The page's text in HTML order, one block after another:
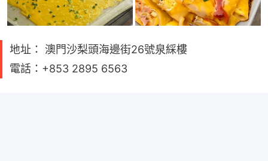
地址： 澳門沙梨頭海邊街26號泉綵樓
電話：+853 2895 6563